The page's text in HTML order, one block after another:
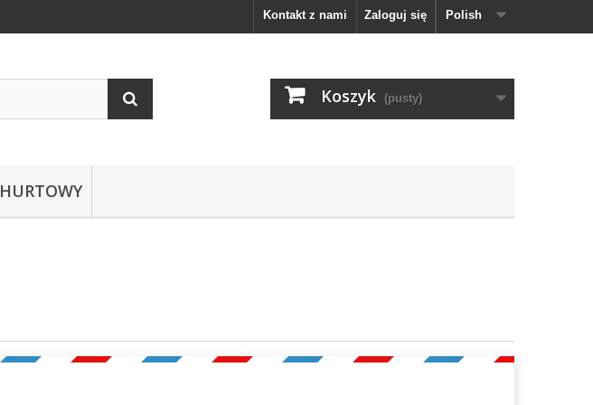
Polish
Zaloguj się
Kontakt z nami
Koszyk (pusty)
HURTOWY